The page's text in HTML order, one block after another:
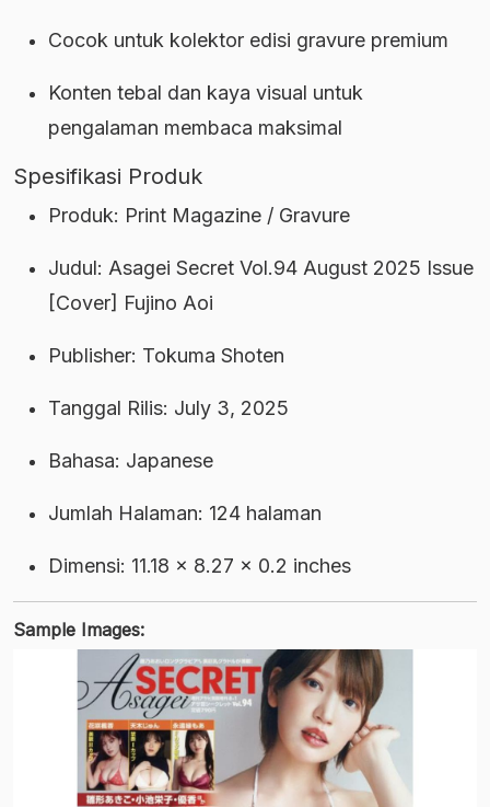
Cocok untuk kolektor edisi gravure premium
Konten tebal dan kaya visual untuk
pengalaman membaca maksimal
Spesifikasi Produk
Produk: Print Magazine / Gravure
Judul: Asagei Secret Vol.94 August 2025 Issue
[Cover] Fujino Aoi
Publisher: Tokuma Shoten
Tanggal Rilis: July 3, 2025
Bahasa: Japanese
Jumlah Halaman: 124 halaman
Dimensi: 11.18 × 8.27 × 0.2 inches
Sample Images: